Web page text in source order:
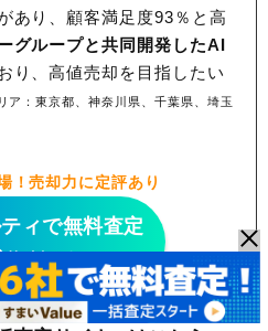
あり、顧客満足度93％と高
グループと共同開発したAI
り、高値売却を目指したい
ア：東京都、神奈川県、千葉県、埼玉
！売却力に定評あり
ィで無料査定
サイトへ）